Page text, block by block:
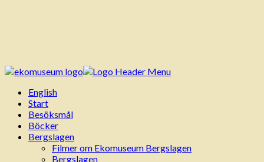
English
Start
Besöksmål
Böcker
Bergslagen
Filmer om Ekomuseum Bergslagen
Bergslagen